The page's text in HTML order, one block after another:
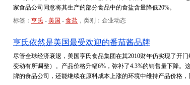
家食品公司同意将其生产的部分食品中的食盐含量降低20%。
标签： 亨氏 - 美国 - 食盐 ，类别：企业动态
亨氏依然是美国最受欢迎的番茄酱品牌
尽管全球经济衰退，美国亨氏食品集团在其2010财年仍实现了开
变动有所调整）。产品价格升幅6%，弥补了4.3%的销售量下降。
牌的食品公司，还能继续在原料成本上涨的环境中维持产品价格